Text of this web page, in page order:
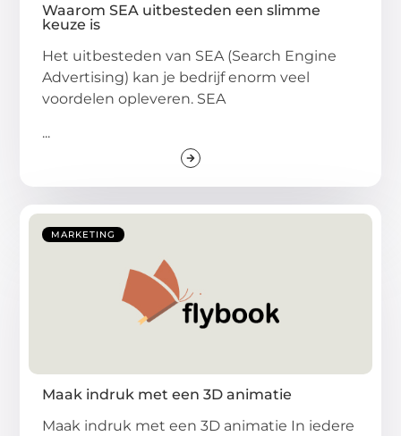
Waarom SEA uitbesteden een slimme
keuze is
Het uitbesteden van SEA (Search Engine
Advertising) kan je bedrijf enorm veel
voordelen opleveren. SEA
...
MARKETING
Maak indruk met een 3D animatie
Maak indruk met een 3D animatie In iedere